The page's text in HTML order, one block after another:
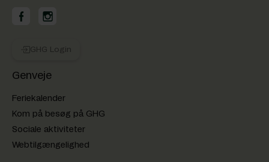
GHG på Facebook
GHG på Instagram
GHG Login
Genveje
Feriekalender
Kom på besøg på GHG
Sociale aktiviteter
Webtilgængelighed